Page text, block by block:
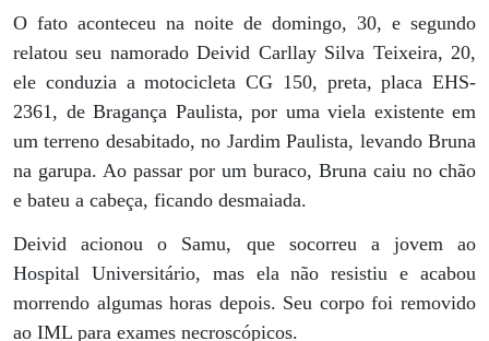
O fato aconteceu na noite de domingo, 30, e segundo
relatou seu namorado Deivid Carllay Silva Teixeira, 20,
ele conduzia a motocicleta CG 150, preta, placa EHS-
2361, de Bragança Paulista, por uma viela existente em
um terreno desabitado, no Jardim Paulista, levando Bruna
na garupa. Ao passar por um buraco, Bruna caiu no chão
e bateu a cabeça, ficando desmaiada.
Deivid acionou o Samu, que socorreu a jovem ao
Hospital Universitário, mas ela não resistiu e acabou
morrendo algumas horas depois. Seu corpo foi removido
ao IML para exames necroscópicos.